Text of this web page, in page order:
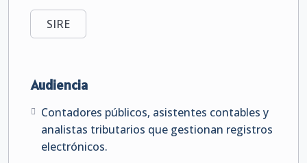
SIRE
Audiencia
Contadores públicos, asistentes contables y
analistas tributarios que gestionan registros
electrónicos.